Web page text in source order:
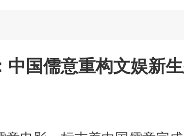
中国儒意重构文娱新